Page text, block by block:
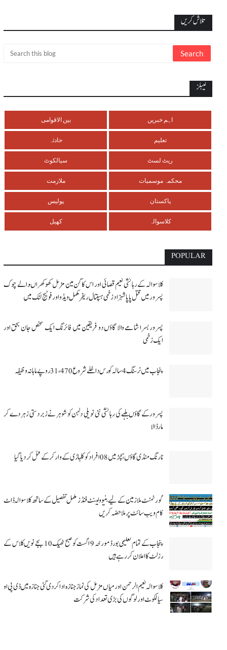
تلاش کریں
لیبلز
اہم خبریں بین الاقوامی
تعلیم حادثہ
ریٹ لسٹ سیالکوٹ
محکمہ موسمیات ملازمت
پاکستان پولیس
کلاسوالہ کھیل
POPULAR
کلاسوالہ کے رہائشی نعیم قصائی اور اس کاگن مین مزمل کھوکھراںوالے چوک
پسرور میں قتل پاپا شہزاد زخمی ہسپتال ریفر مکمل ویڈو اور فوٹیج لنک میں
پسرور بسرا شامے والا گاؤں دو فریقین میں فائرنگ ایک شخص جان بحق اور
ایک زخمی
پنجاب میں نرسنگ 4 سالہ کورس داخلے شروع 31،470 روپے ماہانہ وظیفہ
پسرور کے گاؤں بلہے کی رہائشی نئی نویلی دلہن کو شوہر نے زبردستی زہر دے کر
مار ڈالا
نارنگ منڈی گاؤں ہچڑ میں 08 افراد کو کلہاڑی کے وار کر کے قتل کر دیا گیا
گورنمنٹ ملازمین کے لیے بنیوولینٹ فنڈز مکمل تفصیل کے ساتھ کلاسوالہ ڈاٹ
کام ویب سائٹ پر ملاحضہ کریں
پنجاب کے تمام تعلیمی بورڈ مورخہ 9 اگست کو صبح ٹھیک 10 بجے نویں کلاس کے
رزلٹ کا اعلان کر رہے ہیں
کلاسوالہ نعیم الرحمن اور میاں مزمل کی نماز جنازہ ادا کر دی گئی جنازہ میں ڈی پی او
سیالکوٹ اور لوگوں کی بڑی تعداد کی شرکت